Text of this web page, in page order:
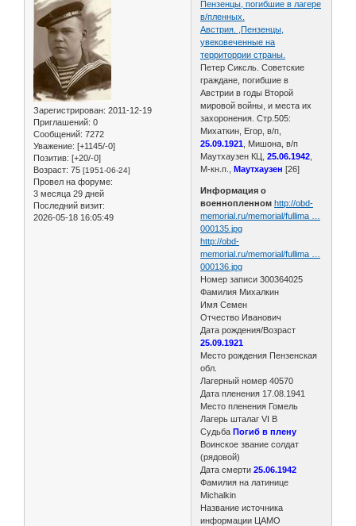
Зарегистрирован: 2011-12-19
Приглашений: 0
Сообщений: 7272
Уважение: [+1145/-0]
Позитив: [+20/-0]
Возраст: 75 [1951-06-24]
Провел на форуме:
3 месяца 29 дней
Последний визит:
2026-05-18 16:05:49
Пензенцы, погибшие в лагере
в/пленных.
Австрия. ,Пензенцы,
увековеченные на
территоррии страны.
Петер Сиксль. Советские
граждане, погибшие в
Австрии в годы Второй
мировой войны, и места их
захоронения. Стр.505:
Михаткин, Егор, в/п,
25.09.1921 , Мишона, в/п
Маутхаузен КЦ, 25.06.1942
М-кн.п.,
Маутхаузен [26]
Информация о
военнопленном http://obd-
memorial.ru/memorial/fullima …
000135.jpg
http://obd-
memorial.ru/memorial/fullima …
000136.jpg
Номер записи 300364025
Фамилия Михалкин
Имя Семен
Отчество Иванович
Дата рождения/Возраст
25.09.1921
Место рождения Пензенская
обл.
Лагерный номер 40570
Дата пленения 17.08.1941
Место пленения Гомель
Лагерь шталаг VI B
СудьбаПогиб в плену
Воинское звание солдат
(рядовой)
Дата смерти25.06.1942
Фамилия на латинице
Michalkin
Название источника
информации ЦАМО